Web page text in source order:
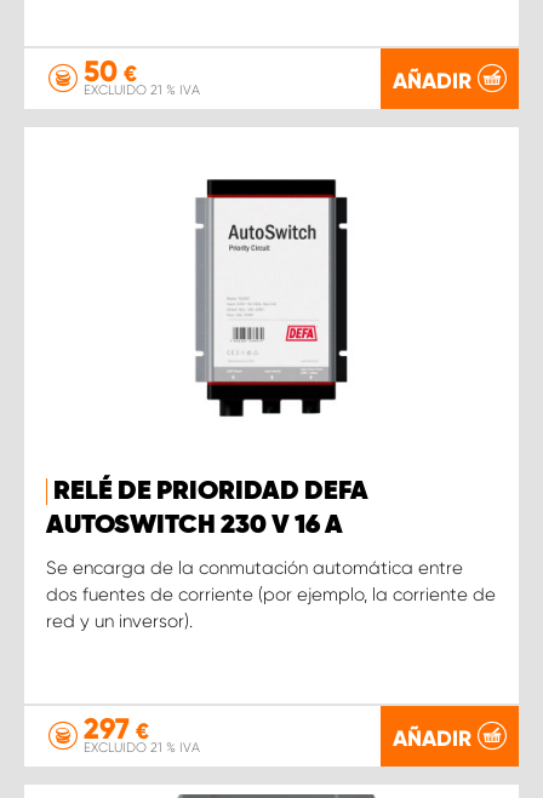
50 €
EXCLUIDO 21 % IVA AÑADIR
RELÉ DE PRIORIDAD DEFA
AUTOSWITCH 230 V 16 A
Se encarga de la conmutación automática entre
dos fuentes de corriente (por ejemplo, la corriente de
red y un inversor).
297 €
EXCLUIDO 21 % IVA AÑADIR